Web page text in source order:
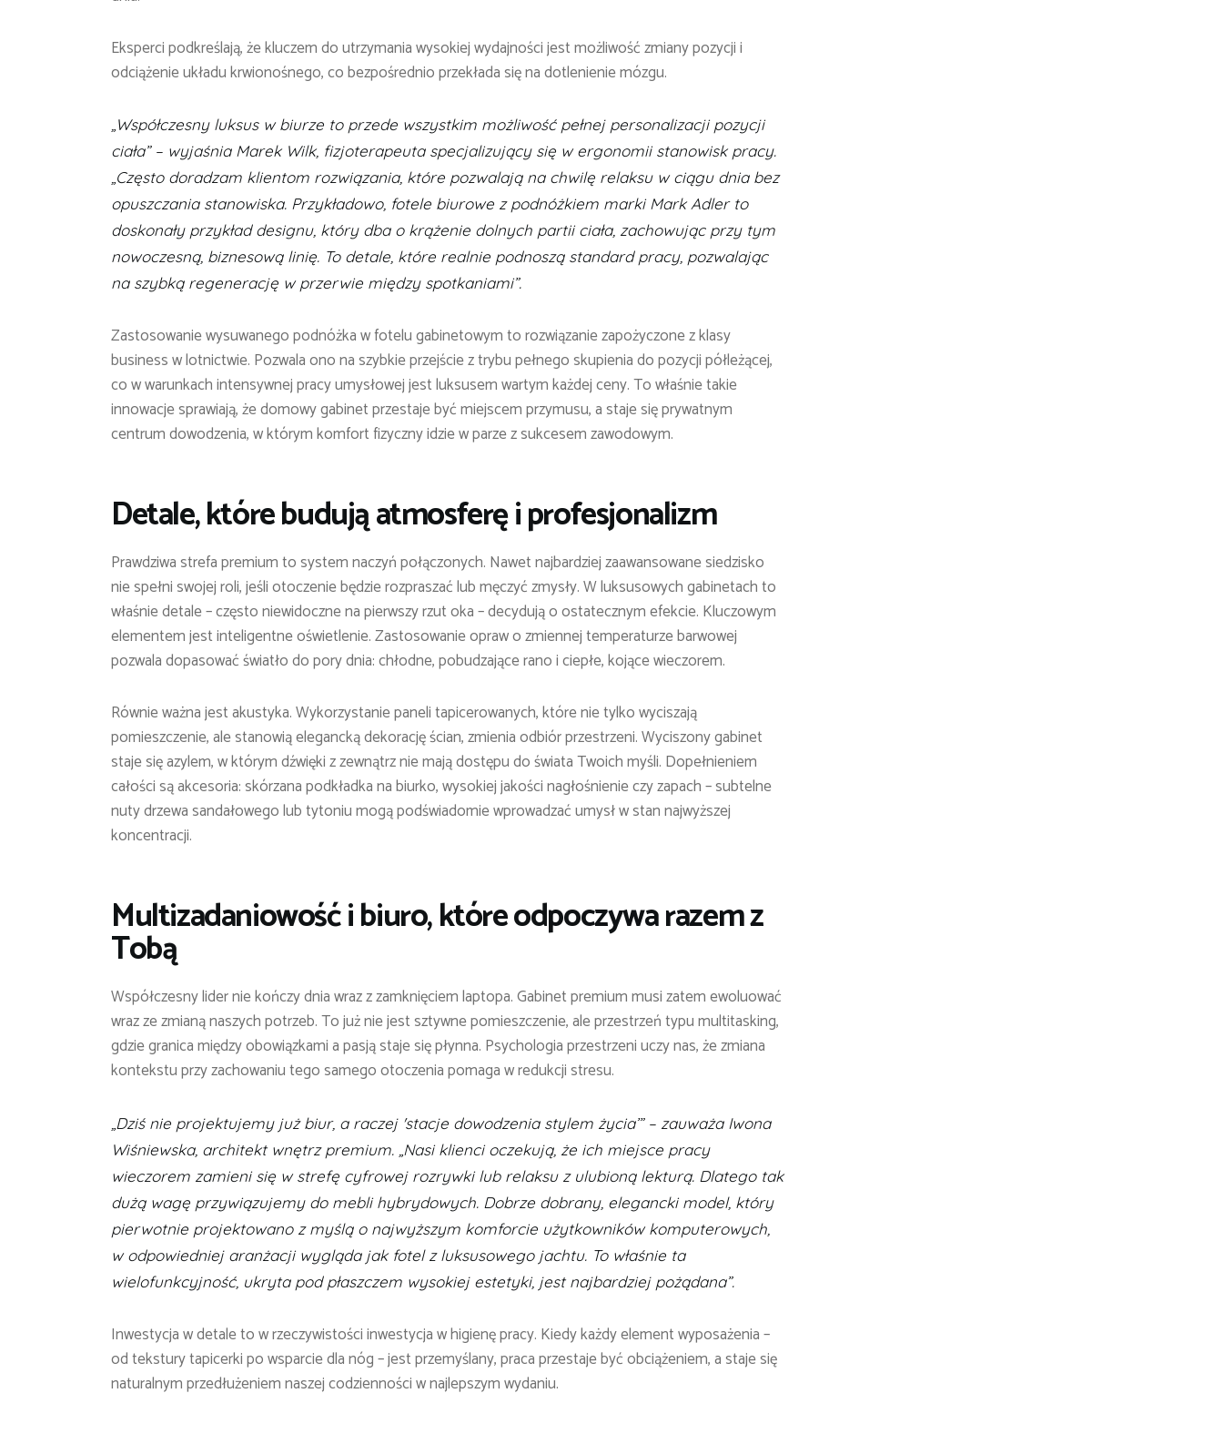
Eksperci podkreślają, że kluczem do utrzymania wysokiej wydajności jest możliwość zmiany pozycji i
odciążenie układu krwionośnego, co bezpośrednio przekłada się na dotlenienie mózgu.
„Współczesny luksus w biurze to przede wszystkim możliwość pełnej personalizacji pozycji
ciała” – wyjaśnia Marek Wilk, fizjoterapeuta specjalizujący się w ergonomii stanowisk pracy.
„Często doradzam klientom rozwiązania, które pozwalają na chwilę relaksu w ciągu dnia bez
opuszczania stanowiska. Przykładowo, fotele biurowe z podnóżkiem marki Mark Adler to
doskonały przykład designu, który dba o krążenie dolnych partii ciała, zachowując przy tym
nowoczesną, biznesową linię. To detale, które realnie podnoszą standard pracy, pozwalając
na szybką regenerację w przerwie między spotkaniami”.
Zastosowanie wysuwanego podnóżka w fotelu gabinetowym to rozwiązanie zapożyczone z klasy
business w lotnictwie. Pozwala ono na szybkie przejście z trybu pełnego skupienia do pozycji półleżącej,
co w warunkach intensywnej pracy umysłowej jest luksusem wartym każdej ceny. To właśnie takie
innowacje sprawiają, że domowy gabinet przestaje być miejscem przymusu, a staje się prywatnym
centrum dowodzenia, w którym komfort fizyczny idzie w parze z sukcesem zawodowym.
Detale, które budują atmosferę i profesjonalizm
Prawdziwa strefa premium to system naczyń połączonych. Nawet najbardziej zaawansowane siedzisko
nie spełni swojej roli, jeśli otoczenie będzie rozpraszać lub męczyć zmysły. W luksusowych gabinetach to
właśnie detale – często niewidoczne na pierwszy rzut oka – decydują o ostatecznym efekcie. Kluczowym
elementem jest inteligentne oświetlenie. Zastosowanie opraw o zmiennej temperaturze barwowej
pozwala dopasować światło do pory dnia: chłodne, pobudzające rano i ciepłe, kojące wieczorem.
Równie ważna jest akustyka. Wykorzystanie paneli tapicerowanych, które nie tylko wyciszają
pomieszczenie, ale stanowią elegancką dekorację ścian, zmienia odbiór przestrzeni. Wyciszony gabinet
staje się azylem, w którym dźwięki z zewnątrz nie mają dostępu do świata Twoich myśli. Dopełnieniem
całości są akcesoria: skórzana podkładka na biurko, wysokiej jakości nagłośnienie czy zapach – subtelne
nuty drzewa sandałowego lub tytoniu mogą podświadomie wprowadzać umysł w stan najwyższej
koncentracji.
Multizadaniowość i biuro, które odpoczywa razem z
Tobą
Współczesny lider nie kończy dnia wraz z zamknięciem laptopa. Gabinet premium musi zatem ewoluować
wraz ze zmianą naszych potrzeb. To już nie jest sztywne pomieszczenie, ale przestrzeń typu multitasking,
gdzie granica między obowiązkami a pasją staje się płynna. Psychologia przestrzeni uczy nas, że zmiana
kontekstu przy zachowaniu tego samego otoczenia pomaga w redukcji stresu.
„Dziś nie projektujemy już biur, a raczej 'stacje dowodzenia stylem życia’” – zauważa Iwona
Wiśniewska, architekt wnętrz premium. „Nasi klienci oczekują, że ich miejsce pracy
wieczorem zamieni się w strefę cyfrowej rozrywki lub relaksu z ulubioną lekturą. Dlatego tak
dużą wagę przywiązujemy do mebli hybrydowych. Dobrze dobrany, elegancki model, który
pierwotnie projektowano z myślą o najwyższym komforcie użytkowników komputerowych,
w odpowiedniej aranżacji wygląda jak fotel z luksusowego jachtu. To właśnie ta
wielofunkcyjność, ukryta pod płaszczem wysokiej estetyki, jest najbardziej pożądana”.
Inwestycja w detale to w rzeczywistości inwestycja w higienę pracy. Kiedy każdy element wyposażenia –
od tekstury tapicerki po wsparcie dla nóg – jest przemyślany, praca przestaje być obciążeniem, a staje się
naturalnym przedłużeniem naszej codzienności w najlepszym wydaniu.